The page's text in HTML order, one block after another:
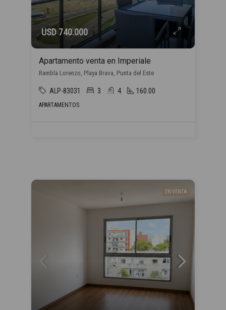
USD 740.000
Apartamento venta en Imperiale
Rambla Lorenzo, Playa Brava, Punta del Este
ALP-83031 3 4 160.00
APARTAMENTOS
EN VENTA